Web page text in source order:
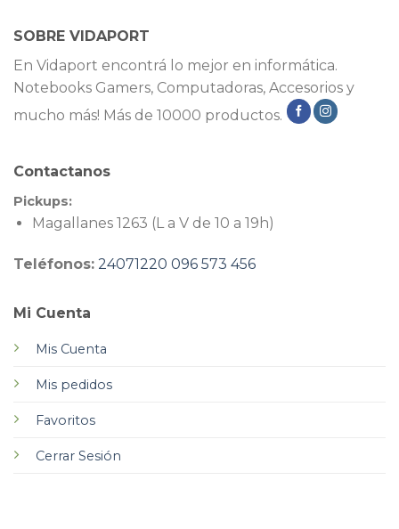
SOBRE VIDAPORT
En Vidaport encontrá lo mejor en informática.
Notebooks Gamers, Computadoras, Accesorios y
mucho más! Más de 10000 productos.
Mi Cuenta
Mis Cuenta
Mis pedidos
Favoritos
Cerrar Sesión
Contactanos
Pickups:
Magallanes 1263 (L a V de 10 a 19h)
Teléfonos: 24071220 096 573 456